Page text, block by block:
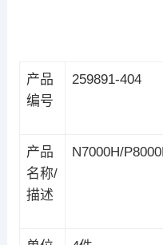
产品
编号
259891-404
产品
名称/
描述
N7000H/